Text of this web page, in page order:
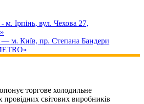
Ірпінь, вул. Чехова 27,
м. Київ, пр. Степана Бандери
торгове холодильне
світових виробників